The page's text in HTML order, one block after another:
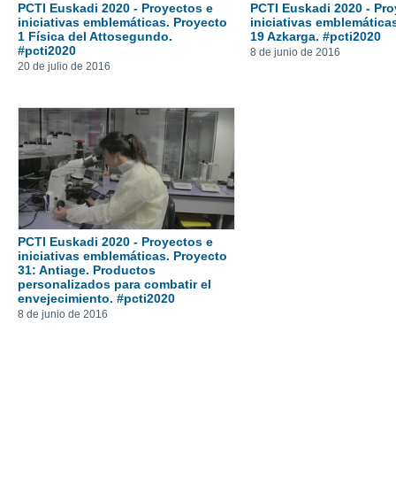
PCTI Euskadi 2020 - Proyectos e
iniciativas emblemáticas. Proyecto
1 Física del Attosegundo.
#pcti2020
20 de julio de 2016
PCTI Euskadi 2020 -
iniciativas
19 Azkarga. #pcti2020
8 de junio de 2016
PCTI Euskadi 2020 - Proyectos e
iniciativas emblemáticas. Proyecto
31: Antiage. Productos
personalizados para combatir el
envejecimiento. #pcti2020
8 de junio de 2016